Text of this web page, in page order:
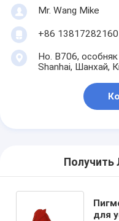
Mr. Wang Mike
+86 13817282160
Но. B706,
Shanhai, Шанхай,
для